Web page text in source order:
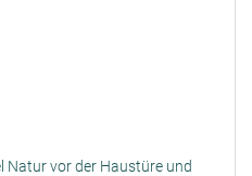
Natur vor der Haustüre und